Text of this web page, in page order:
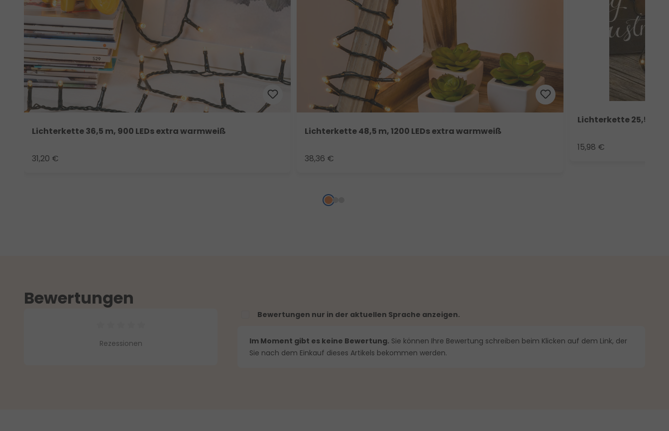
Lichterkette 36,5 m, 900 LEDs extra warmweiß
31,20 €
Lichterkette 48,5 m, 1200 LEDs extra warmweiß
38,36 €
Lichterkette 25,5 m,
15,98 €
Bewertungen
Durchschnittliche Bewertung von 0 von 5 Sternen
Rezessionen
Bewertungen nur in der aktuellen Sprache anzeigen.
Im Moment gibt es keine Bewertung. Sie können Ihre Bewertung schreiben beim Klicken auf dem Link, der
Sie nach dem Einkauf dieses Artikels bekommen werden.